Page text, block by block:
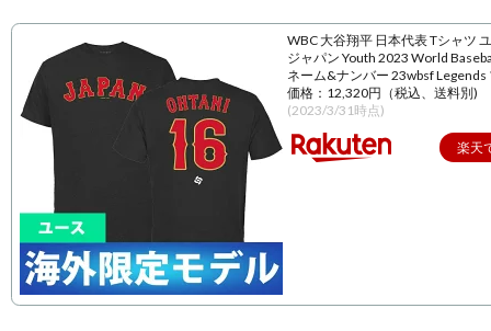
WBC 大谷翔平 日本代表 Tシャツ
ジャパン Youth 2023 World
ネーム&ナンバー 23wbsf Legends
価格：12,320円（税込、送料別)
(2023/3/31時点)
楽天